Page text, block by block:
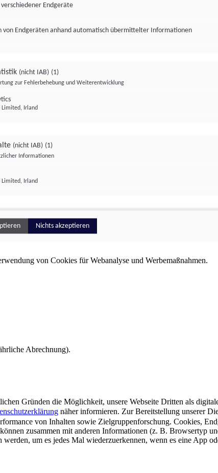
von Cookies für Webanalyse und Werbemaßnahmen.
Abrechnung).
Gründen die Möglichkeit, unsere Webseite Dritten als
näher informieren. Zur Bereitstellung unserer
von Inhalten sowie Zielgruppenforschung. Cookies,
zusammen mit anderen Informationen (z. B. Browsertyp
um es jedes Mal wiederzuerkennen, wenn es eine App
Endgeräte
von Endgeräten anhand automatisch übermittelter Informationen
(nicht IAB) (1)
zur Fehlerbehebung und Weiterentwicklung
Limited, Irland
(nicht IAB) (1)
Informationen
Limited, Irland
Nichts akzeptieren